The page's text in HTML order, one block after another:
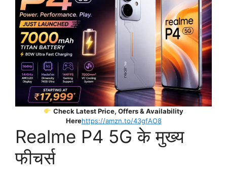
Check Latest Price, Offers & Availability
Herehttps://amzn.to/43gfAO8
Realme P4 5G के मुख्य
फीचर्स